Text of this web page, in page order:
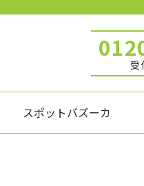
受
スポットバズーカ